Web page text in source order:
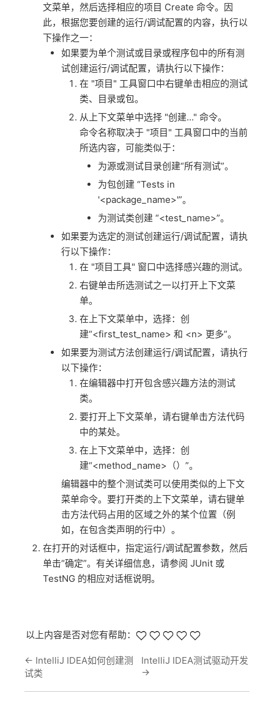
文菜单，然后选择相应的项目 Create 命令。因
此，根据您要创建的运行/调试配置的内容，执行以
下操作之一：
如果要为单个测试或目录或程序包中的所有测
试创建运行/调试配置，请执行以下操作：
在 "项目" 工具窗口中右键单击相应的测试
类、目录或包。
从上下文菜单中选择 "创建..." 命令。
命令名称取决于 "项目" 工具窗口中的当前
所选内容，可能类似于：
为源或测试目录创建“所有测试”。
为包创建 “Tests in
'<package_name>'”。
为测试类创建 “<test_name>”。
如果要为选定的测试创建运行/调试配置，请执
行以下操作：
在 "项目工具" 窗口中选择感兴趣的测试。
右键单击所选测试之一以打开上下文菜
单。
在上下文菜单中，选择：创
建“<first_test_name> 和 <n> 更多”。
如果要为测试方法创建运行/调试配置，请执行
以下操作：
在编辑器中打开包含感兴趣方法的测试
类。
要打开上下文菜单，请右键单击方法代码
中的某处。
在上下文菜单中，选择：创
建“<method_name>（）”。
编辑器中的整个测试类可以使用类似的上下文
菜单命令。要打开类的上下文菜单，请右键单
击方法代码占用的区域之外的某个位置（例
如，在包含类声明的行中）。
在打开的对话框中，指定运行/调试配置参数，然后
单击“确定”。有关详细信息，请参阅 JUnit 或
TestNG 的相应对话框说明。
以上内容是否对您有帮助：
← IntelliJ IDEA如何创建测
试类
IntelliJ IDEA测试驱动开发
→